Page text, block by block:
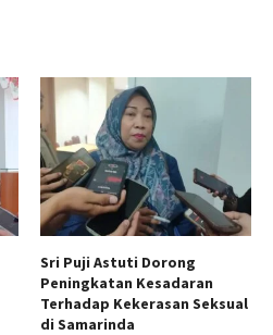
Sri Puji Astuti Dorong
Peningkatan Kesadaran
Terhadap Kekerasan Seksual
di Samarinda